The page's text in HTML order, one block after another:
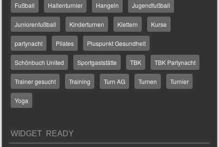
Fußball Hallenturnier Hangeln Jugendfußball
Juniorenfußball Kinderturnen Klettern Kurse
partynacht Pilates Pluspunkt Gesundheit
Schönbuch United Sportgaststätte TBK TBK Partynacht
Trainer gesucht Training Turn AG Turnen Turnier
Yoga
WIDGET READY